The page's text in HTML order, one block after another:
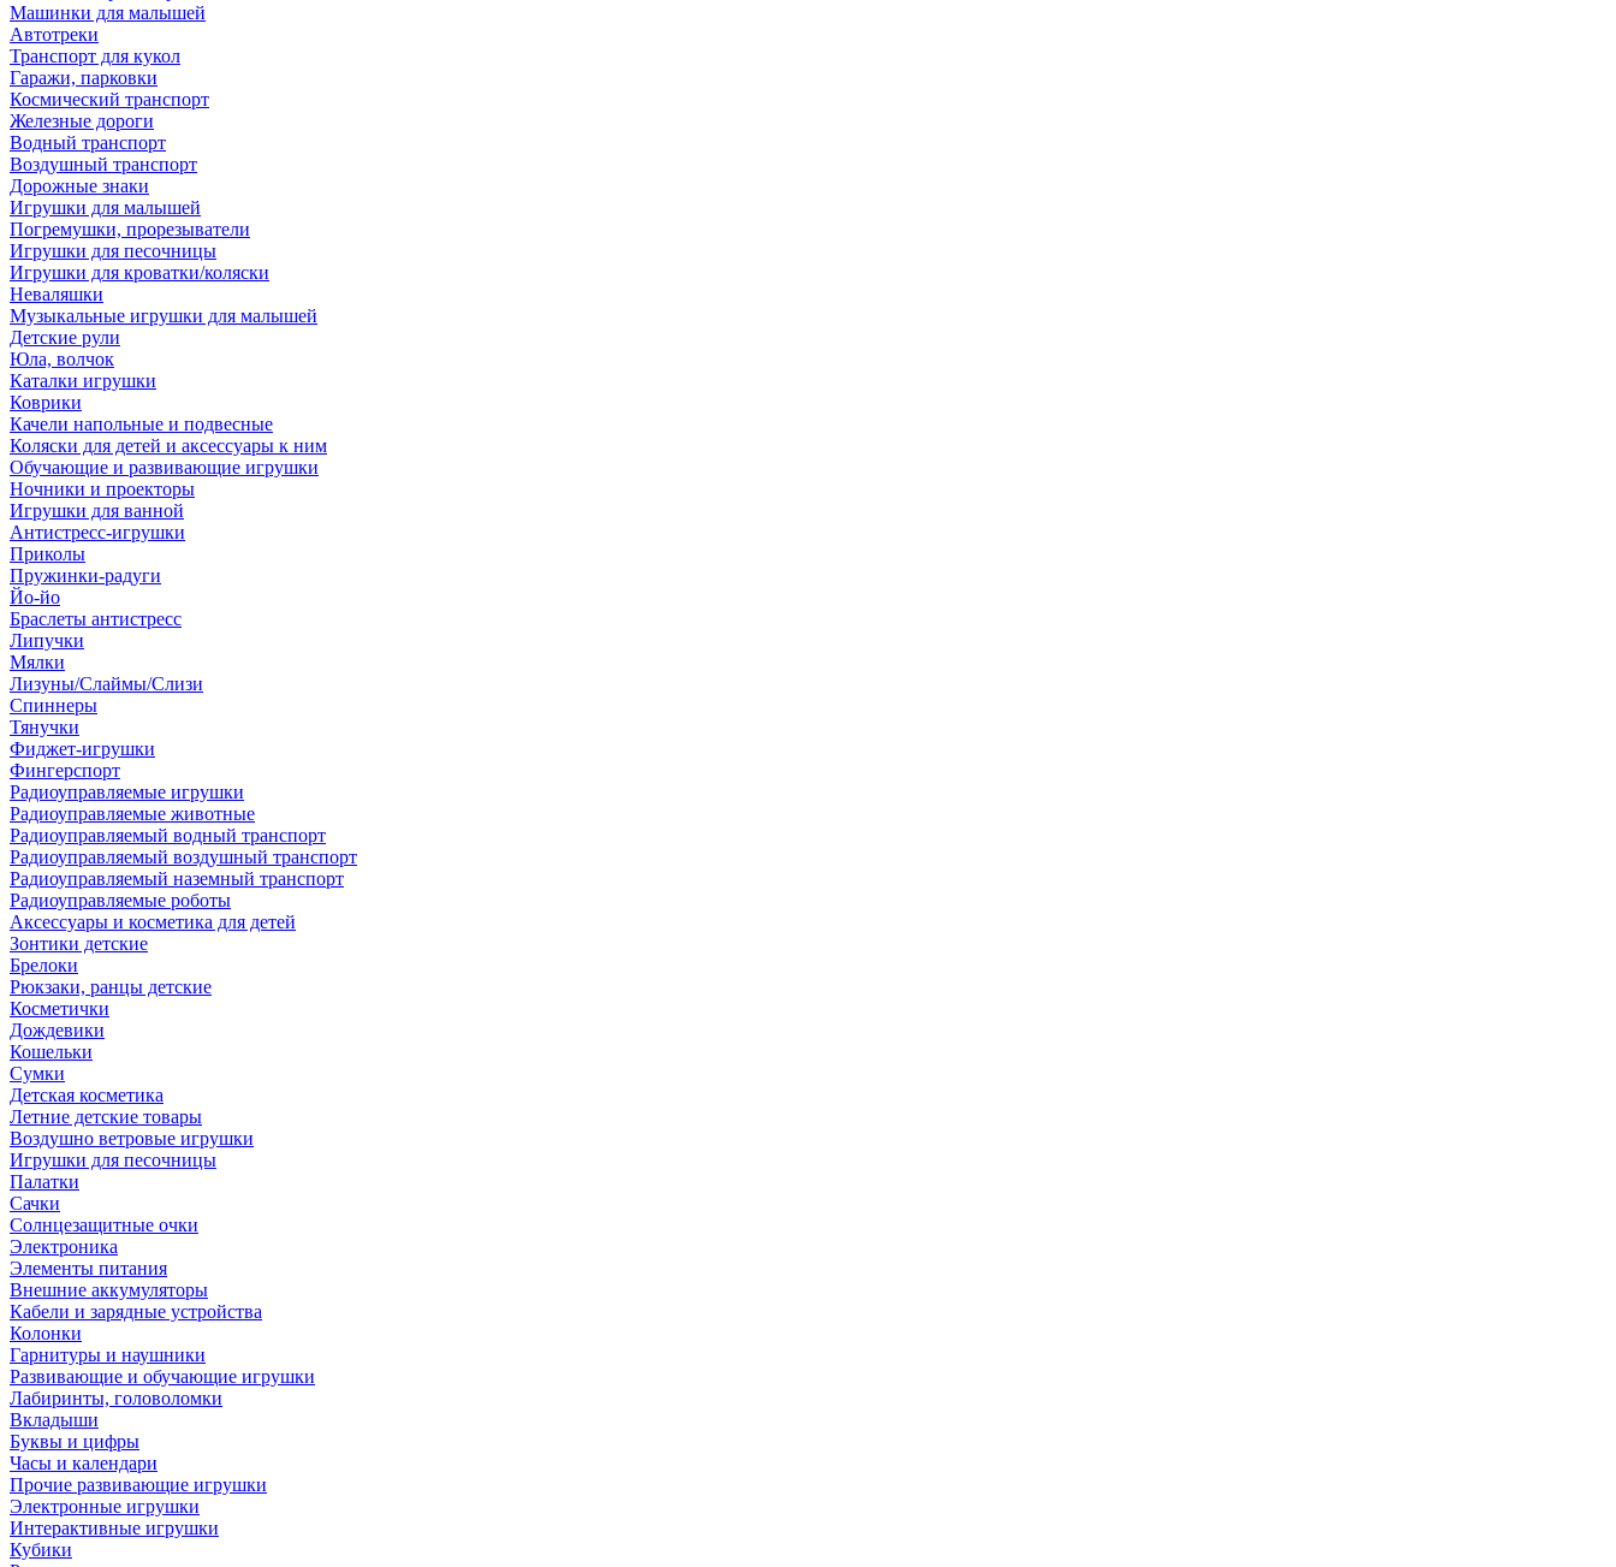
Машинки для малышей
Автотреки
Транспорт для кукол
Гаражи, парковки
Космический транспорт
Железные дороги
Водный транспорт
Воздушный транспорт
Дорожные знаки
Игрушки для малышей
Погремушки, прорезыватели
Игрушки для песочницы
Игрушки для кроватки/коляски
Неваляшки
Музыкальные игрушки для малышей
Детские рули
Юла, волчок
Каталки игрушки
Коврики
Качели напольные и подвесные
Коляски для детей и аксессуары к ним
Обучающие и развивающие игрушки
Ночники и проекторы
Игрушки для ванной
Антистресс-игрушки
Приколы
Пружинки-радуги
Йо-йо
Браслеты антистресс
Липучки
Мялки
Лизуны/Слаймы/Слизи
Спиннеры
Тянучки
Фиджет-игрушки
Фингерспорт
Радиоуправляемые игрушки
Радиоуправляемые животные
Радиоуправляемый водный транспорт
Радиоуправляемый воздушный транспорт
Радиоуправляемый наземный транспорт
Радиоуправляемые роботы
Аксессуары и косметика для детей
Зонтики детские
Брелоки
Рюкзаки, ранцы детские
Косметички
Дождевики
Кошельки
Сумки
Детская косметика
Летние детские товары
Воздушно ветровые игрушки
Игрушки для песочницы
Палатки
Сачки
Солнцезащитные очки
Электроника
Элементы питания
Внешние аккумуляторы
Кабели и зарядные устройства
Колонки
Гарнитуры и наушники
Развивающие и обучающие игрушки
Лабиринты, головоломки
Вкладыши
Буквы и цифры
Часы и календари
Прочие развивающие игрушки
Электронные игрушки
Интерактивные игрушки
Кубики